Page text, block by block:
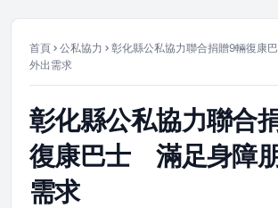
首頁 公私協力
彰化縣公私協力聯合捐贈9輛復康
外出需求
彰化縣公私協力聯合
復康巴士 滿足身障
需求